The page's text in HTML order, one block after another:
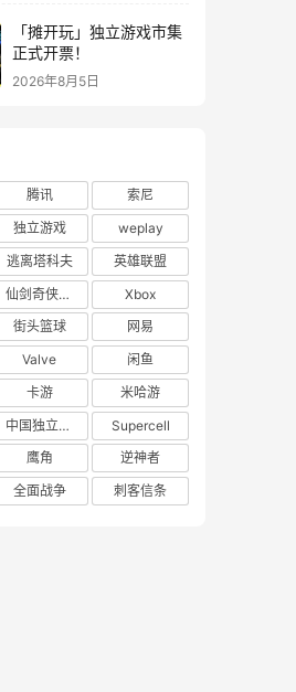
「摊开玩」独立游戏市集
正式开票！
2026年8月5日
腾讯
索尼
独立游戏
weplay
逃离塔科夫
英雄联盟
仙剑奇侠传四
Xbox
街头篮球
网易
Valve
闲鱼
卡游
米哈游
中国独立游戏联盟
Supercell
鹰角
逆神者
全面战争 刺客信条